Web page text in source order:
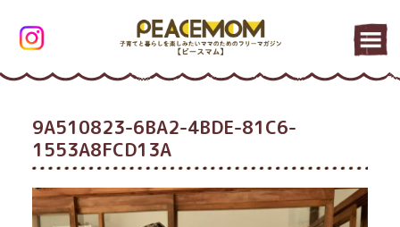
9A510823-6BA2-4BDE-81C6-
1553A8FCD13A